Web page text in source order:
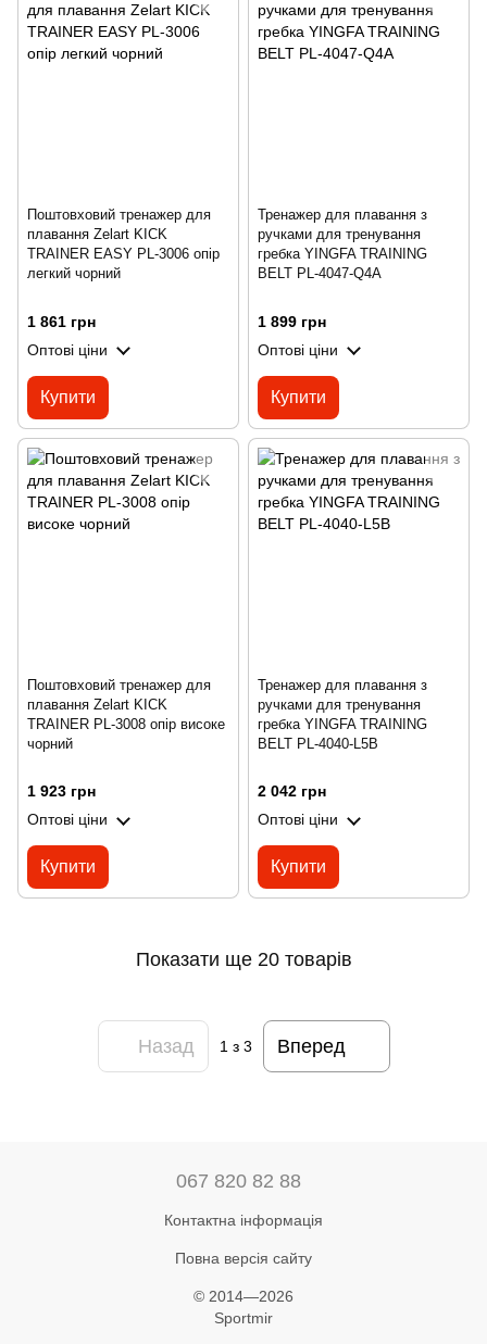
Поштовховий тренажер для
плавання Zelart KICK
TRAINER EASY PL-3006 опір
легкий чорний
1 861 грн
Оптові ціни
Купити
Тренажер для плавання з
ручками для тренування
гребка YINGFA TRAINING
BELT PL-4047-Q4A
1 899 грн
Оптові ціни
Купити
Поштовховий тренажер для
плавання Zelart KICK
TRAINER PL-3008 опір високе
чорний
1 923 грн
Оптові ціни
Купити
Тренажер для плавання з
ручками для тренування
гребка YINGFA TRAINING
BELT PL-4040-L5B
2 042 грн
Оптові ціни
Купити
Показати ще 20 товарів
Назад 1з 3 Вперед
067 820 82 88
Контактна інформація
Повна версія сайту
© 2014—2026
Sportmir